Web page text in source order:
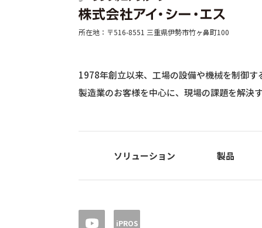
所在地：〒516-8551 三重県伊勢市竹ヶ鼻町100
1978年創立以来、工場の設備や機械を制御す
製造業のお客様を中心に、現場の課題を解決
ソリューション 製品
iPROS